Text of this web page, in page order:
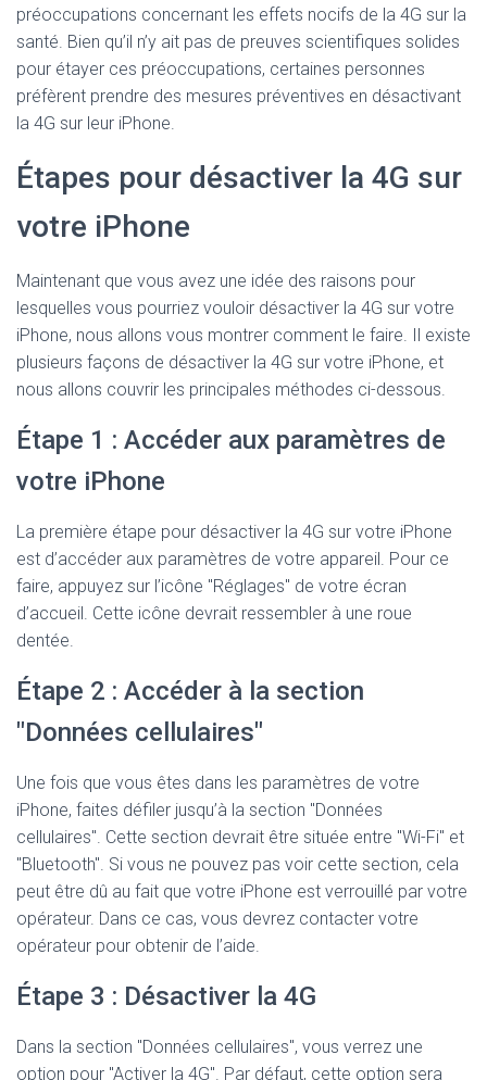
préoccupations concernant les effets nocifs de la 4G sur la
santé. Bien qu’il n’y ait pas de preuves scientifiques solides
pour étayer ces préoccupations, certaines personnes
préfèrent prendre des mesures préventives en désactivant
la 4G sur leur iPhone.
Étapes pour désactiver la 4G sur
votre iPhone
Maintenant que vous avez une idée des raisons pour
lesquelles vous pourriez vouloir désactiver la 4G sur votre
iPhone, nous allons vous montrer comment le faire. Il existe
plusieurs façons de désactiver la 4G sur votre iPhone, et
nous allons couvrir les principales méthodes ci-dessous.
Étape 1 : Accéder aux paramètres de
votre iPhone
La première étape pour désactiver la 4G sur votre iPhone
est d’accéder aux paramètres de votre appareil. Pour ce
faire, appuyez sur l’icône "Réglages" de votre écran
d’accueil. Cette icône devrait ressembler à une roue
dentée.
Étape 2 : Accéder à la section
"Données cellulaires"
Une fois que vous êtes dans les paramètres de votre
iPhone, faites défiler jusqu’à la section "Données
cellulaires". Cette section devrait être située entre "Wi-Fi" et
"Bluetooth". Si vous ne pouvez pas voir cette section, cela
peut être dû au fait que votre iPhone est verrouillé par votre
opérateur. Dans ce cas, vous devrez contacter votre
opérateur pour obtenir de l’aide.
Étape 3 : Désactiver la 4G
Dans la section "Données cellulaires", vous verrez une
option pour "Activer la 4G". Par défaut, cette option sera